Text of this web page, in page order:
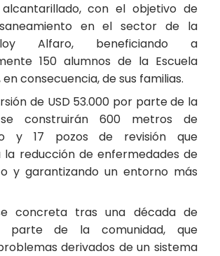
con el objetivo de
en el sector de la
Alfaro, beneficiando a
150 alumnos de la Escuela
en consecuencia, de sus familias.
de USD 53.000 por parte de la
se construirán 600 metros de
y 17 pozos de revisión que
reducción de enfermedades de
y garantizando un entorno más
concreta tras una década de
parte de la comunidad, que
derivados de un sistema